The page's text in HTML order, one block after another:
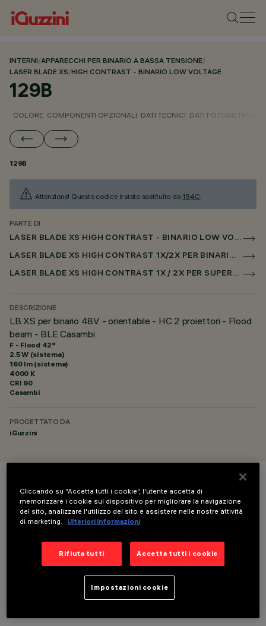
INTERNI/APPARECCHI PER BINARIO A BASSA TENSIONE/
LASER BLADE XS/HIGH CONTRAST - BINARIO LOW VOLTAGE
129B
COLORE COMPONENTI OPZIONALI DATI TECNICI DATI FOTOMETRICI
129B
Attenzione! Questo codice è stato sostituito da 194C.
PARTE DI
LASER BLADE XS HIGH CONTRAST - BINARIO LOW VOLTAGE
LASER BLADE XS HIGH CONTRAST 1X/2X PER BINARIO LOW VOLTAGE CASAMBI
LASER BLADE XS HIGH CONTRAST 1X / 2X PER SUPERRAIL CASAMBI
DESCRIZIONE
LB XS per binario 48V - orientabile - HC 2 proiettori - Flood
beam - BLE Casambi
F - Flood 42°
2.5 W (sistema)
160 lm (sistema)
4000 K
CRI 90
Casambi
PROGETTATO DA
iGuzzini
COLORE
COMPONENTI OPZIONALI
Cliccando su “Accetta tutti i cookie”, l'utente accetta di
memorizzare i cookie sul dispositivo per migliorare la navigazione
del sito, analizzare l'utilizzo del sito e assistere nelle nostre attività
di marketing.
Ulteriori informazioni
Rifiuta tutti Accetta tutti i cookie
Impostazioni cookie